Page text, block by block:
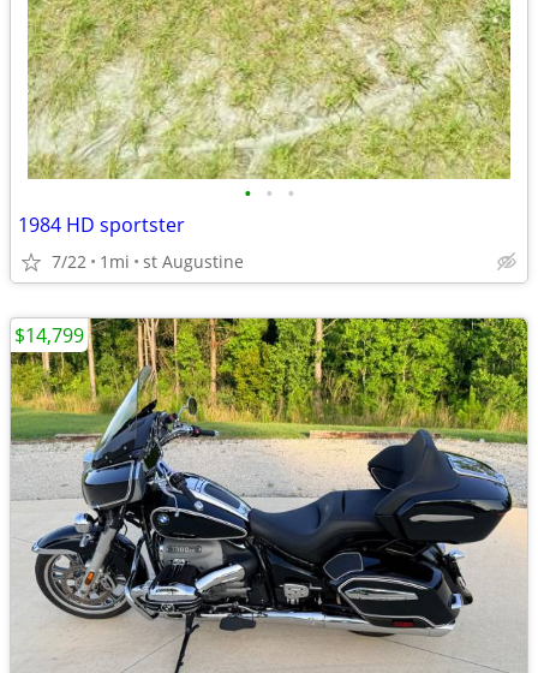
• • •
1984 HD sportster
7/22 1mi st Augustine
$14,799